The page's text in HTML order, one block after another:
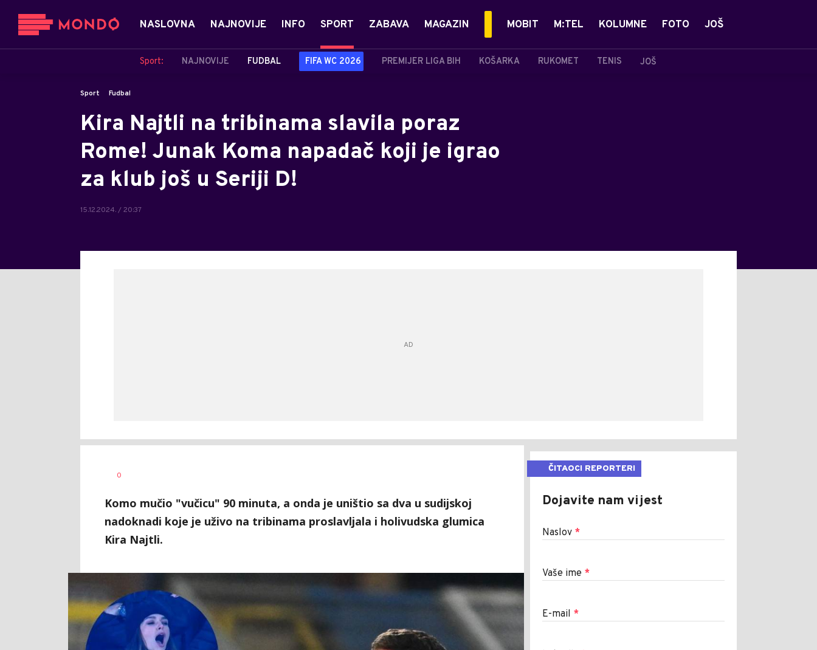
NASLOVNA NAJNOVIJE INFO SPORT
Sport: NAJNOVIJE FUDBAL FIFA WC 2026 PREMIJER LIGA BIH KOŠARKA RUKOMET TENIS JOŠ
ZABAVA MAGAZIN MOBIT M:TEL KOLUMNE FOTO JOŠ
Sport Fudbal
Kira Najtli na tribinama slavila poraz
Rome! Junak Koma napadač koji je igrao
za klub još u Seriji D!
15.12.2024. / 20:37
AUTOR
0
Komo mučio "vučicu" 90 minuta, a onda je uništio sa dva u sudijskoj
nadoknadi koje je uživo na tribinama proslavljala i holivudska glumica
Kira Najtli.
ČITAOCI REPORTERI
Dojavite nam vijest
Naslov *
Vaše ime *
E-mail *